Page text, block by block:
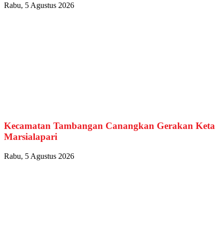
Rabu, 5 Agustus 2026
Kecamatan Tambangan Canangkan Gerakan Keta
Marsialapari
Rabu, 5 Agustus 2026